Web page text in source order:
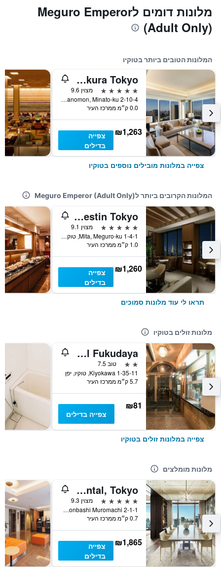
מלונות דומים לMeguro Emperor
(Adult Only)
המלונות הטובים ביותר בטוקיו
The Okura Tokyo
5 כוכבים
מצוין 9.6
2-10-4 Toranomon, Minato-ku, טוקיו, יפן
0.0 ק״מ ממרכז העיר
₪1,263
צפייה
בדילים
צפייה במלונות מובילים נוספים בטוקיו
המלונות הקרובים ביותר לMeguro Emperor (Adult Only)
The Westin Tokyo
5 כוכבים
מצוין 9.1
1-4-1 Mita, Meguro-ku, טוקיו, יפן
1.0 ק״מ ממרכז העיר
₪1,260
צפייה
בדילים
תראו לי עוד מלונות סמוכים
מלונות זולים בטוקיו
Business Hotel Fukudaya
2 כוכבים
טוב 7.5
1-35-11 Kiyokawa, טוקיו, יפן
5.7 ק״מ ממרכז העיר
₪81
צפייה בדילים
צפייה במלונות זולים בטוקיו
מלונות מומלצים
Mandarin Oriental, Tokyo
5 כוכבים
מצוין 9.3
2-1-1 Nihonbashi Muromachi, טוקיו, יפן
0.7 ק״מ ממרכז העיר
₪1,865
צפייה
בדילים